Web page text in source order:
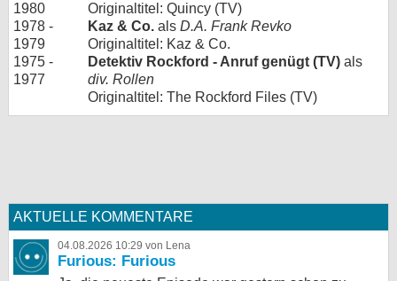
1980
Originaltitel: Quincy (TV)
1978 -
1979
Kaz & Co. als D.A. Frank Revko
Originaltitel: Kaz & Co.
1975 -
1977
Detektiv Rockford - Anruf genügt (TV) als
div. Rollen
Originaltitel: The Rockford Files (TV)
AKTUELLE KOMMENTARE
04.08.2026 10:29 von Lena
Furious: Furious